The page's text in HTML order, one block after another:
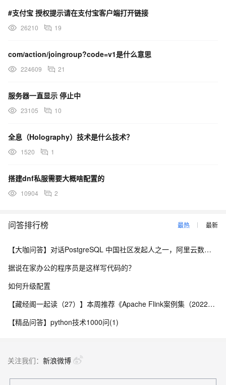
#支付宝 授权提示请在支付宝客户端打开链接
26210 19
com/action/joingroup?code=v1是什么意思
224609 21
服务器一直显示 停止中
23105 10
全息（Holography）技术是什么技术？
1520 1
搭建dnf私服需要大概啥配置的
10904 2
问答排行榜 最热 最新
【大咖问答】对话PostgreSQL 中国社区发起人之一，阿里云数据库高级专家 德哥
据说在家办公的程序员是这样写代码的？
如何升级配置
【藏经阁一起读（27）】本周推荐《Apache Flink案例集（2022版）》，你有哪些心得？
【精品问答】python技术1000问(1)
关注我们： 新浪微博